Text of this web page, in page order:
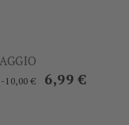
-10,00 € Prezzo
6,99 €